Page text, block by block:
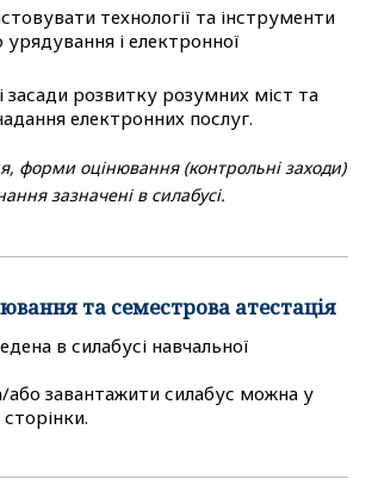
технології та інструменти
і електронної
засади розвитку розумних міст та
електронних послуг.
форми оцінювання (контрольні заходи)
зазначені в силабусі.
та семестрова атестація
в силабусі навчальної
або завантажити силабус можна у
сторінки.